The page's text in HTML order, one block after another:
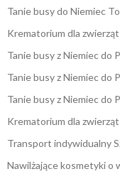
Tanie busy do Niemiec
Krematorium dla zwierząt
Tanie busy z Niemiec do
Tanie busy z Niemiec do
Tanie busy z Niemiec do
Krematorium dla zwierząt
Transport indywidualny
Nawilżające kosmetyki o